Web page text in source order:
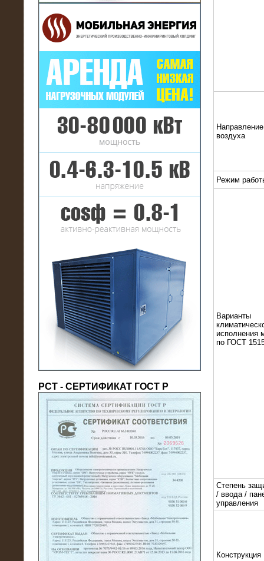
16.01.2017
Аренда нагрузочного комплекса 22
МВт (10 кВ) на газовое
месторождение
17.10.2016
Резистивный высоковольтный
нагрузочный модуль 5 МВт
(напряжение 6/10 кВ)
21.08.2016
На производственное предприятие
модули 20 МВт (0,4 кВ)
РСТ - СЕРТИФИКАТ ГОСТ Р
воздуха
Режим
Варианты
исполнения
по ГОСТ
Степень
/ ввода /
управления
Конструкция